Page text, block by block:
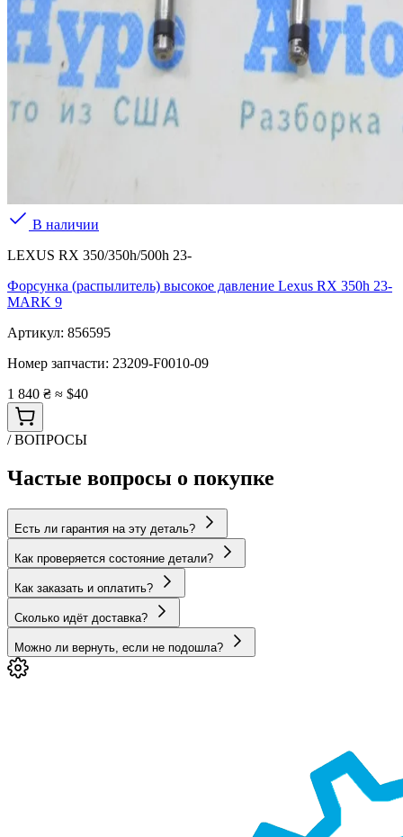
В наличии
LEXUS RX 350/350h/500h 23-
Форсунка (распылитель) высокое давление Lexus RX 350h 23-
MARK 9
Артикул: 856595
Номер запчасти: 23209-F0010-09
1 840 ₴ ≈ $40
/ ВОПРОСЫ
Частые вопросы о покупке
Есть ли гарантия на эту деталь?
Как проверяется состояние детали?
Как заказать и оплатить?
Сколько идёт доставка?
Можно ли вернуть, если не подошла?